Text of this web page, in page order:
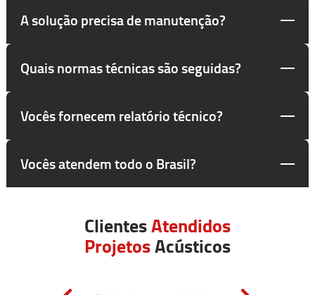
A solução precisa de manutenção?
Quais normas técnicas são seguidas?
Vocês fornecem relatório técnico?
Vocês atendem todo o Brasil?
ClientesAtendidos
ProjetosAcústicos